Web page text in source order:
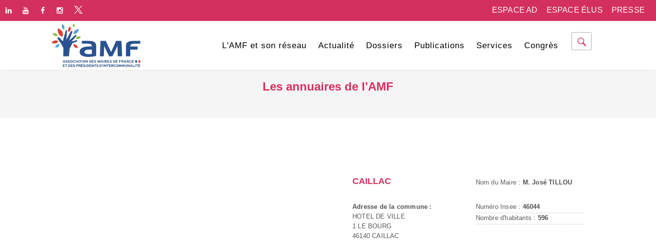
PRESSE
ESPACE ÉLUS
ESPACE AD
L'AMF et son réseau Actualité Dossiers Publications Services Congrès
Les annuaires de l'AMF
CAILLAC
Adresse de la commune :
HOTEL DE VILLE
1 LE BOURG
46140 CAILLAC
Nom du Maire : M. José TILLOU
Numéro Insee : 46044
Nombre d'habitants : 596